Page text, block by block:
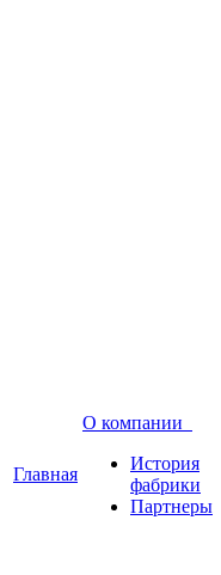
Главная
О компании
История
фабрики
Партнеры